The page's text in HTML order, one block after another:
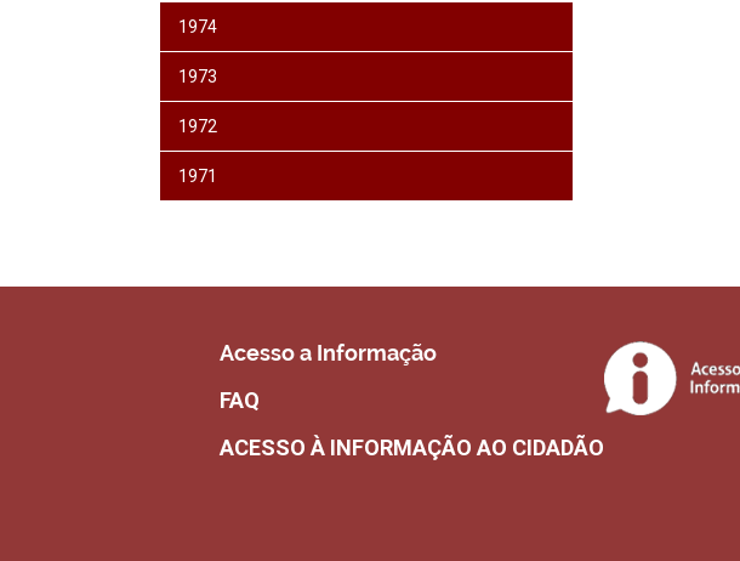
1974
1973
1972
1971
Acesso a Informação
FAQ
ACESSO À INFORMAÇÃO AO CIDADÃO